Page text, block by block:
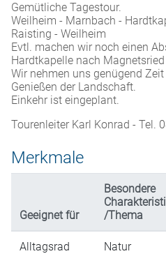
Gemütliche Tagestour.
Weilheim - Marnbach -
Raisting - Weilheim
Evtl. machen wir noch einen
Hardtkapelle nach
Wir nehmen uns genügend
Genießen der Landschaft.
Einkehr ist eingeplant.
Tourenleiter Karl Konrad - Tel.
Merkmale
Geeignet für
Besondere
/Thema
Alltagsrad
Natur